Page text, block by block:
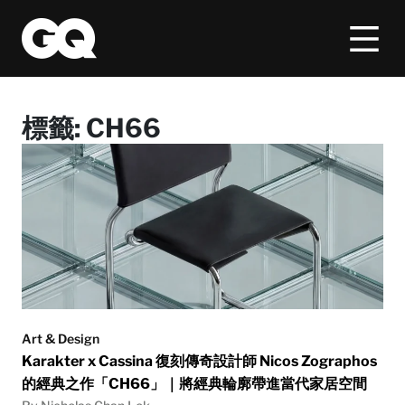
標籤: CH66
Art & Design
Karakter x Cassina 復刻傳奇設計師 Nicos Zographos
的經典之作「CH66」｜將經典輪廓帶進當代家居空間